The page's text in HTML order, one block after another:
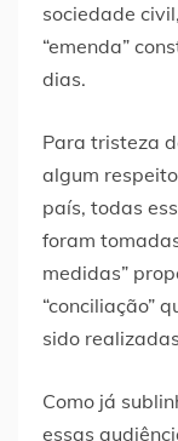
sociedade
“emenda”
dias.
Para tristeza
algum
país, todas
foram
medidas”
“conciliação”
sido
Como já
essas